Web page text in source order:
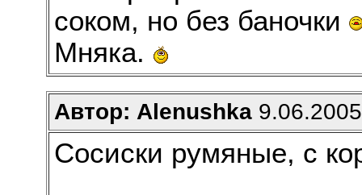
соком, но без баночки
Мняка.
Автор: Alenushka
Сосиски румяные, с